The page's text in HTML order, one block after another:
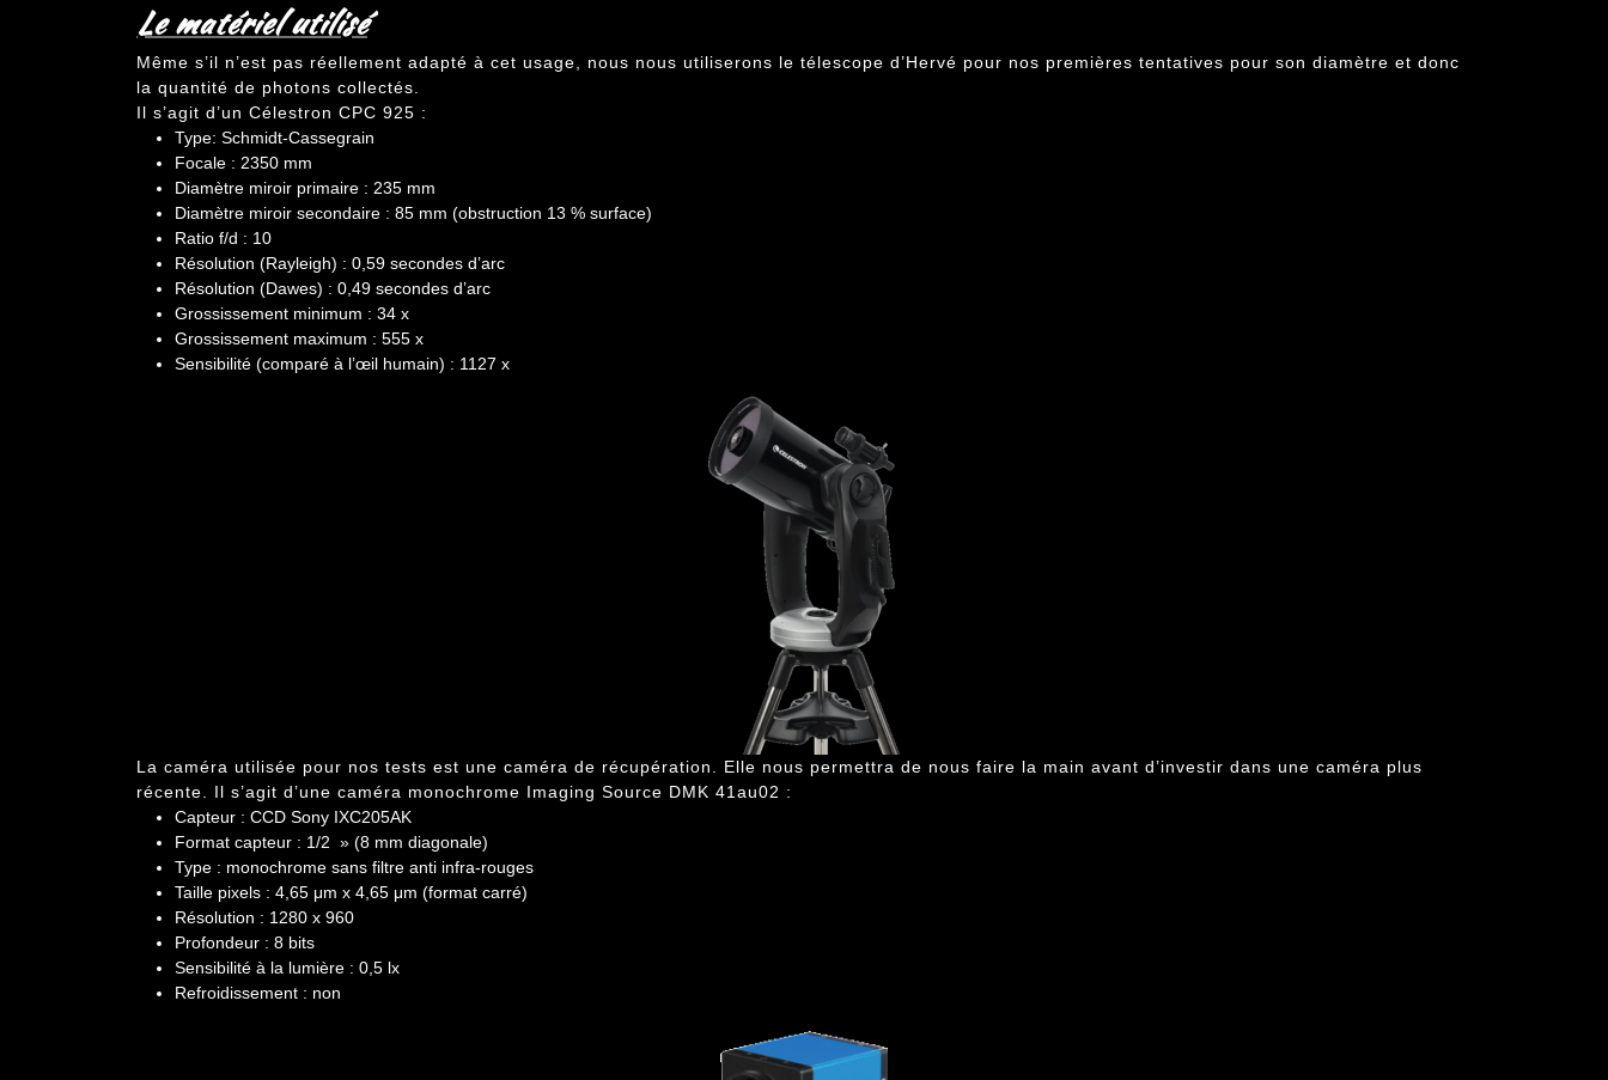
Le matériel utilisé
Même s’il n’est pas réellement adapté à cet usage, nous nous utiliserons le télescope d’Hervé pour nos premières tentatives pour son diamètre et donc
la quantité de photons collectés.
Il s’agit d’un Célestron CPC 925 :
Type: Schmidt-Cassegrain
Focale : 2350 mm
Diamètre miroir primaire : 235 mm
Diamètre miroir secondaire : 85 mm (obstruction 13 % surface)
Ratio f/d : 10
Résolution (Rayleigh) : 0,59 secondes d’arc
Résolution (Dawes) : 0,49 secondes d’arc
Grossissement minimum : 34 x
Grossissement maximum : 555 x
Sensibilité (comparé à l’œil humain) : 1127 x
La caméra utilisée pour nos tests est une caméra de récupération. Elle nous permettra de nous faire la main avant d’investir dans une caméra plus
récente. Il s’agit d’une caméra monochrome Imaging Source DMK 41au02 :
Capteur : CCD Sony IXC205AK
Format capteur : 1/2 » (8 mm diagonale)
Type : monochrome sans filtre anti infra-rouges
Taille pixels : 4,65 μm x 4,65 μm (format carré)
Résolution : 1280 x 960
Profondeur : 8 bits
Sensibilité à la lumière : 0,5 lx
Refroidissement : non